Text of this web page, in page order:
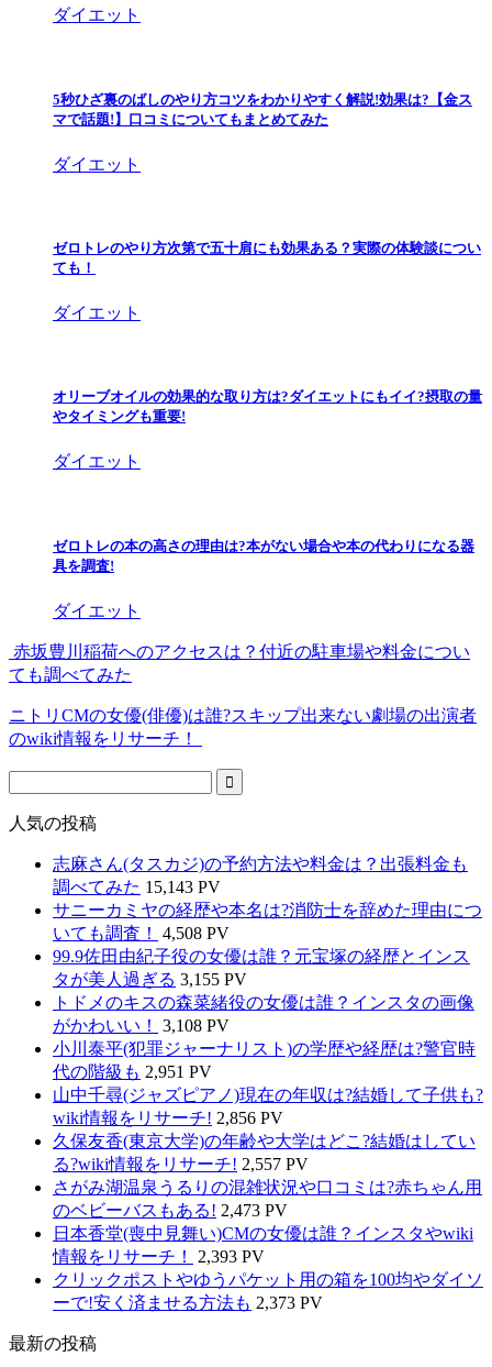
ダイエット
5秒ひざ裏のばしのやり方コツをわかりやすく解説!効果は?【金ス
マで話題!】口コミについてもまとめてみた
ダイエット
ゼロトレのやり方次第で五十肩にも効果ある？実際の体験談につい
ても！
ダイエット
オリーブオイルの効果的な取り方は?ダイエットにもイイ?摂取の量
やタイミングも重要!
ダイエット
ゼロトレの本の高さの理由は?本がない場合や本の代わりになる器
具を調査!
ダイエット
赤坂豊川稲荷へのアクセスは？付近の駐車場や料金につい
ても調べてみた
ニトリCMの女優(俳優)は誰?スキップ出来ない劇場の出演者
のwiki情報をリサーチ！
人気の投稿
志麻さん(タスカジ)の予約方法や料金は？出張料金も
調べてみた 15,143 PV
サニーカミヤの経歴や本名は?消防士を辞めた理由につ
いても調査！
4,508 PV
99.9佐田由紀子役の女優は誰？元宝塚の経歴とインス
タが美人過ぎる 3,155 PV
トドメのキスの森菜緒役の女優は誰？インスタの画像
がかわいい！
3,108 PV
小川泰平(犯罪ジャーナリスト)の学歴や経歴は?警官時
代の階級も 2,951 PV
山中千尋(ジャズピアノ)現在の年収は?結婚して子供も?
wiki情報をリサーチ! 2,856 PV
久保友香(東京大学)の年齢や大学はどこ?結婚はしてい
る?wiki情報をリサーチ! 2,557 PV
さがみ湖温泉うるりの混雑状況や口コミは?赤ちゃん用
のベビーバスもある! 2,473 PV
日本香堂(喪中見舞い)CMの女優は誰？インスタやwiki
情報をリサーチ！
2,393 PV
クリックポストやゆうパケット用の箱を100均やダイソ
ーで!安く済ませる方法も 2,373 PV
最新の投稿